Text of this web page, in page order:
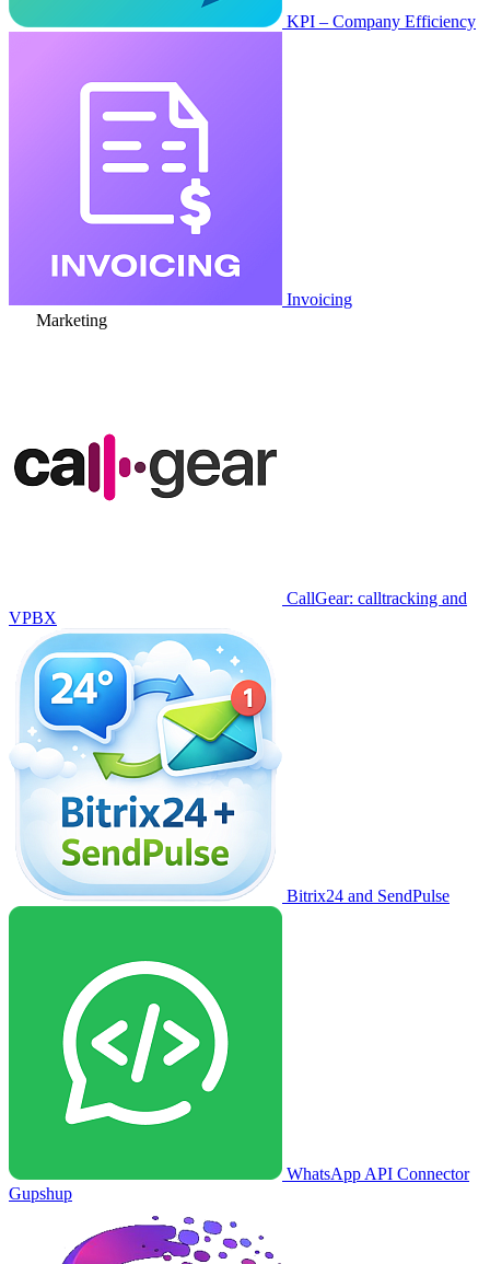
KPI – Company Efficiency
Invoicing
Marketing
CallGear: calltracking and
VPBX
Bitrix24 and SendPulse
WhatsApp API Connector
Gupshup